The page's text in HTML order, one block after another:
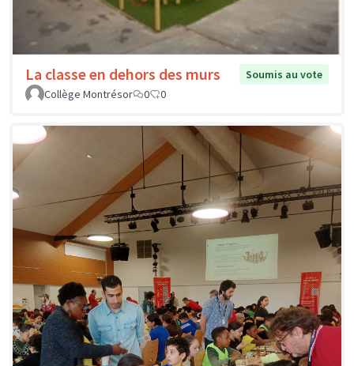
La classe en dehors des murs
Soumis au vote
Collège Montrésor
0 0